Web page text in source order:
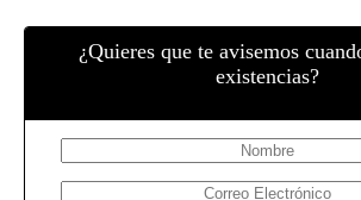
¿Quieres que te avisemos
existencias?